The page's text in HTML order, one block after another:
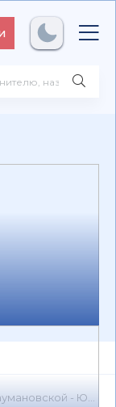
Лист 📕 - Книга онлайн бесплатно